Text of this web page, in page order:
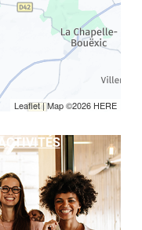
Leaflet| Map ©2026 HERE